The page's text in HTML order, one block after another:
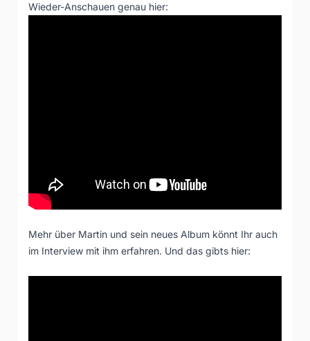
Wieder-Anschauen genau hier:
Mehr über Martin und sein neues Album könnt Ihr auch
im Interview mit ihm erfahren. Und das gibts hier: